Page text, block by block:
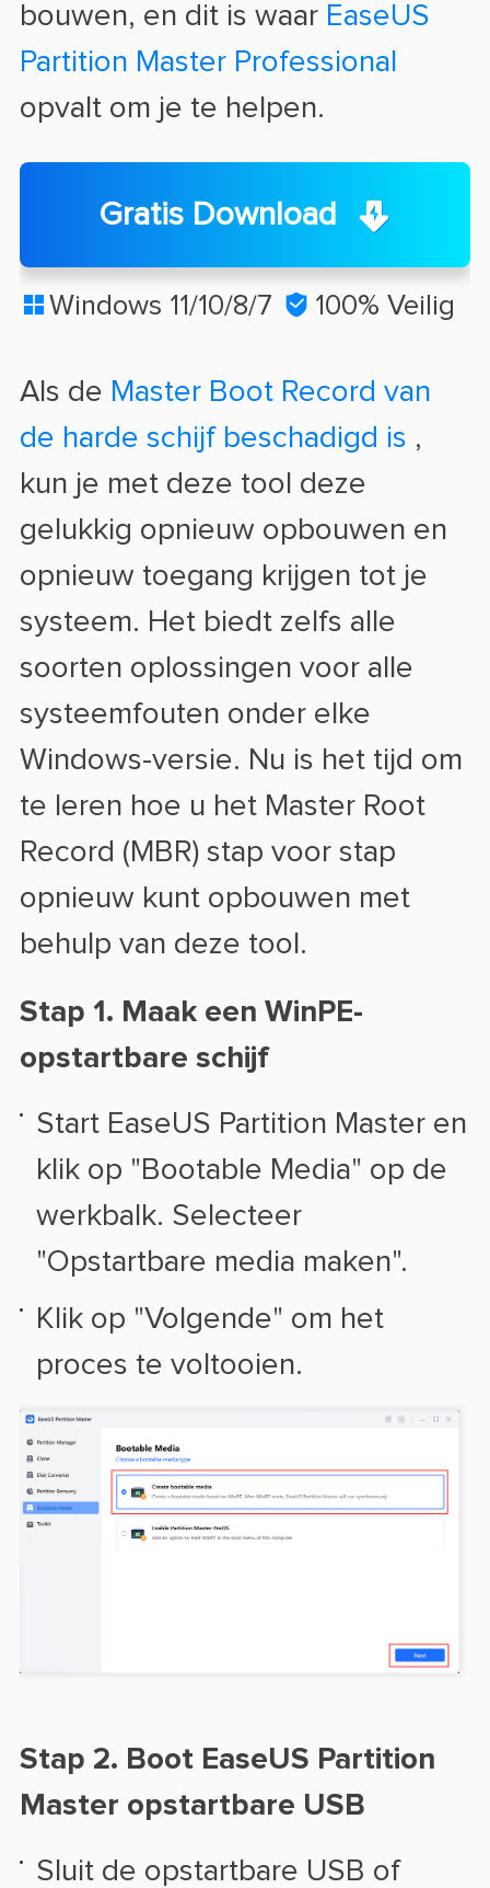
bouwen, en dit is waar EaseUS
Partition Master Professional
opvalt om je te helpen.
Gratis Download
 Windows 11/10/8/7  100% Veilig
Als de Master Boot Record van
de harde schijf beschadigd is ,
kun je met deze tool deze
gelukkig opnieuw opbouwen en
opnieuw toegang krijgen tot je
systeem. Het biedt zelfs alle
soorten oplossingen voor alle
systeemfouten onder elke
Windows-versie. Nu is het tijd om
te leren hoe u het Master Root
Record (MBR) stap voor stap
opnieuw kunt opbouwen met
behulp van deze tool.
Stap 1. Maak een WinPE-
opstartbare schijf
Start EaseUS Partition Master en
klik op "Bootable Media" op de
werkbalk. Selecteer
"Opstartbare media maken".
Klik op "Volgende" om het
proces te voltooien.
Stap 2. Boot EaseUS Partition
Master opstartbare USB
Sluit de opstartbare USB of